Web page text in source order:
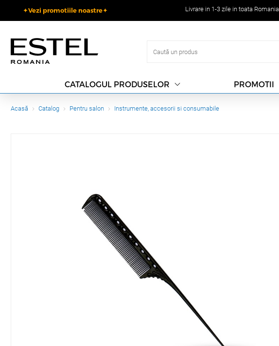
✦Vezi promotiile noastre✦ Livrare in 1-3 zile in toata Romania
CATALOGUL PRODUSELOR PROMOTII
Acasă Catalog Pentru salon Instrumente, accesorii si consumabile